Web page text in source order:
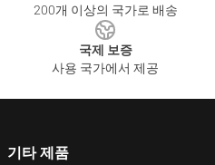
200개 이상의 국가로 배송
국제 보증
사용 국가에서 제공
기타 제품